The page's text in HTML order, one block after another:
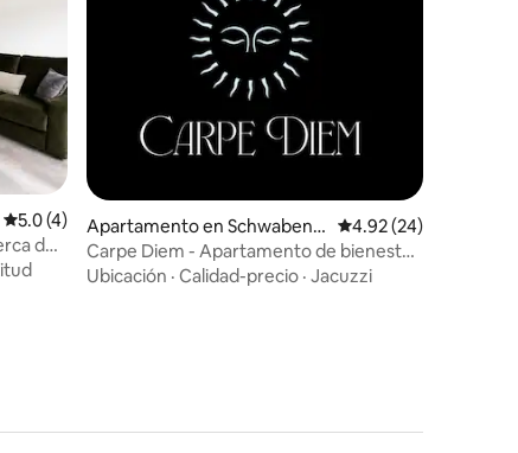
Calificación promedio: 5.0 de 5, 4 reseñas
5.0 (4)
del
Apartamento en Schwabenh
eim an der Selz
Calificación
4.92 (24)
Carpe Diem - Apartamento de bienestar
con sauna y jacuzzi
Ubicación · Calidad-precio · Jacuzzi